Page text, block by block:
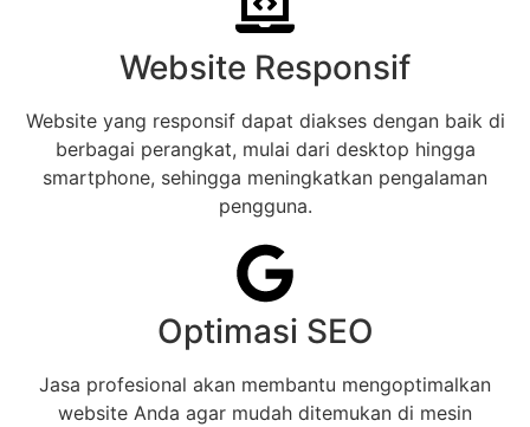
Website Responsif
Website yang responsif dapat diakses dengan baik di
berbagai perangkat, mulai dari desktop hingga
smartphone, sehingga meningkatkan pengalaman
pengguna.
Optimasi SEO
Jasa profesional akan membantu mengoptimalkan
website Anda agar mudah ditemukan di mesin